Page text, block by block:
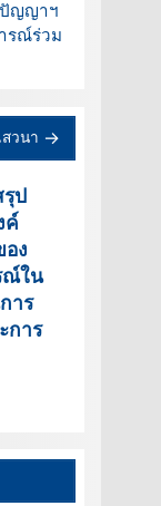
ปัญญาฯ
รณ์ร่วม
สวนา
ป
ค์
ง
ณ์ใน
าร
การ